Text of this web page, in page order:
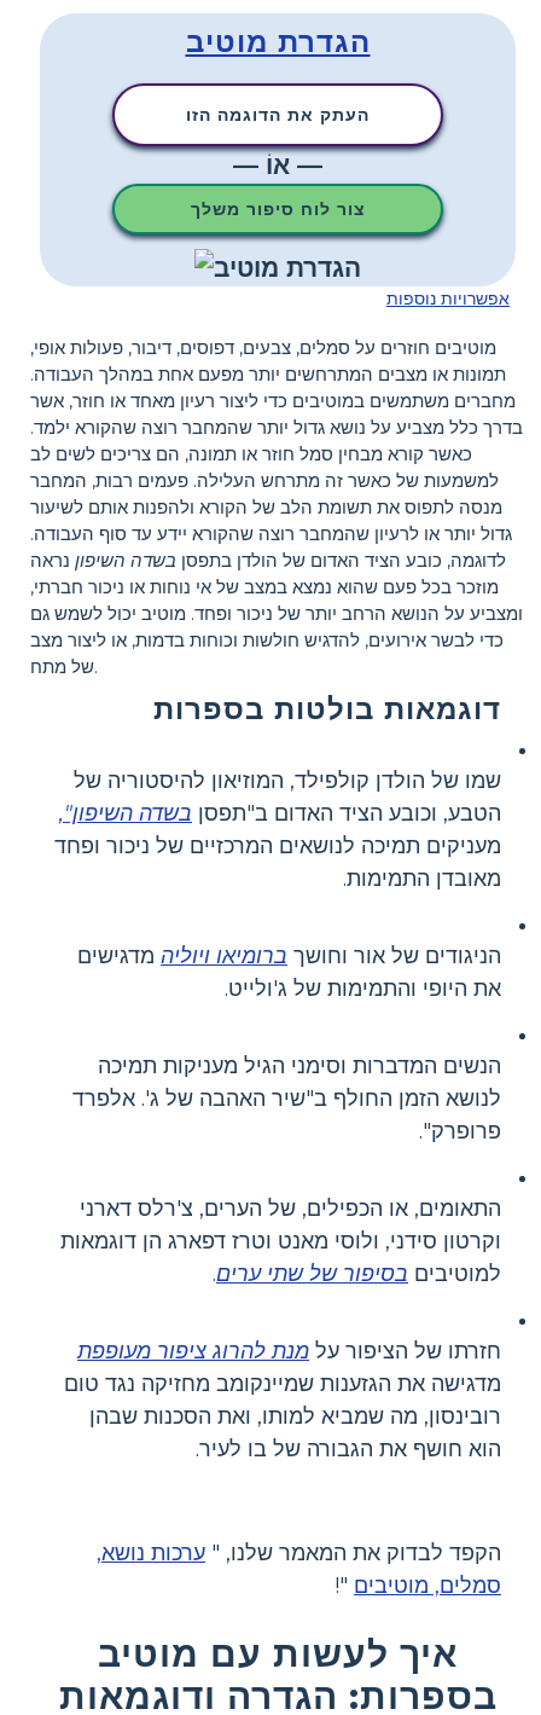
הגדרת מוטיב
העתק את הדוגמה הזו
— אוֹ —
צור לוח סיפור משלך
אפשרויות נוספות
מוטיבים חוזרים על סמלים, צבעים, דפוסים, דיבור, פעולות אופי,
תמונות או מצבים המתרחשים יותר מפעם אחת במהלך העבודה.
מחברים משתמשים במוטיבים כדי ליצור רעיון מאחד או חוזר, אשר
בדרך כלל מצביע על נושא גדול יותר שהמחבר רוצה שהקורא ילמד.
כאשר קורא מבחין סמל חוזר או תמונה, הם צריכים לשים לב
למשמעות של כאשר זה מתרחש העלילה. פעמים רבות, המחבר
מנסה לתפוס את תשומת הלב של הקורא ולהפנות אותם לשיעור
גדול יותר או לרעיון שהמחבר רוצה שהקורא יידע עד סוף העבודה.
לדוגמה, כובע הציד האדום של הולדן בתפסן בשדה השיפון נראה
מוזכר בכל פעם שהוא נמצא במצב של אי נוחות או ניכור חברתי,
ומצביע על הנושא הרחב יותר של ניכור ופחד. מוטיב יכול לשמש גם
כדי לבשר אירועים, להדגיש חולשות וכוחות בדמות, או ליצור מצב
של מתח.
דוגמאות בולטות בספרות
שמו של הולדן קולפילד, המוזיאון להיסטוריה של
הטבע, וכובע הציד האדום ב"תפסן בשדה השיפון",
מעניקים תמיכה לנושאים המרכזיים של ניכור ופחד
מאובדן התמימות.
הניגודים של אור וחושך ברומיאו ויוליה מדגישים
את היופי והתמימות של ג'ולייט.
הנשים המדברות וסימני הגיל מעניקות תמיכה
לנושא הזמן החולף ב"שיר האהבה של ג'. אלפרד
פרופרק".
התאומים, או הכפילים, של הערים, צ'רלס דארני
וקרטון סידני, ולוסי מאנט וטרז דפארג הן דוגמאות
למוטיבים בסיפור של שתי ערים.
חזרתו של הציפור על מנת להרוג ציפור מעופפת
מדגישה את הגזענות שמיינקומב מחזיקה נגד טום
רובינסון, מה שמביא למותו, ואת הסכנות שבהן
הוא חושף את הגבורה של בו לעיר.
הקפד לבדוק את המאמר שלנו, " ערכות נושא,
סמלים, מוטיבים "!
איך לעשות עם מוטיב
בספרות: הגדרה ודוגמאות